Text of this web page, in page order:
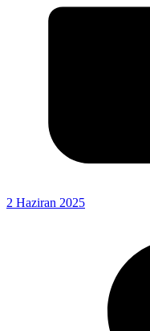
2 Haziran 2025